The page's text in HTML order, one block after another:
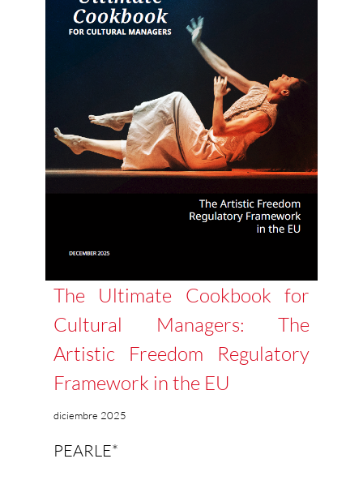
The Ultimate Cookbook for
Cultural Managers: The
Artistic Freedom Regulatory
Framework in the EU
diciembre 2025
PEARLE*